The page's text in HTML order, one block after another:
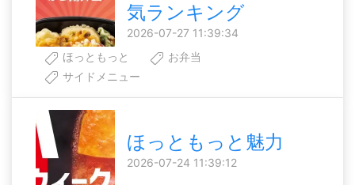
気ランキング
2026-07-27 11:39:34
ほっともっと
お弁当
サイドメニュー
ほっともっと魅力
2026-07-24 11:39:12